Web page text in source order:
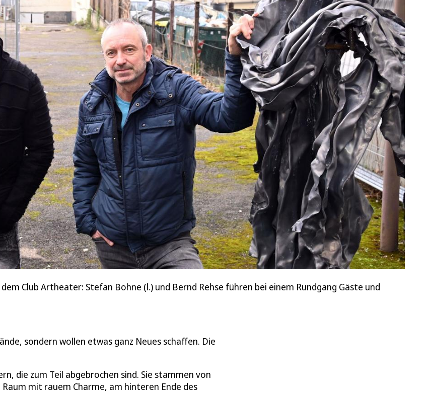
Club Artheater: Stefan Bohne (l.) und Bernd Rehse führen bei einem Rundgang Gäste und
sondern wollen etwas ganz Neues schaffen. Die
die zum Teil abgebrochen sind. Sie stammen von
mit rauem Charme, am hinteren Ende des